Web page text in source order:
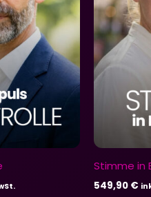
Stimme in
549,90 €